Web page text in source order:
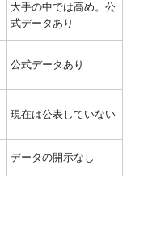
大手の中では高め。公
式データあり
公式データあり
現在は公表していない
データの開示なし